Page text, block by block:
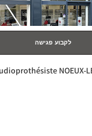
לקבוע פגישה
NOEUX-